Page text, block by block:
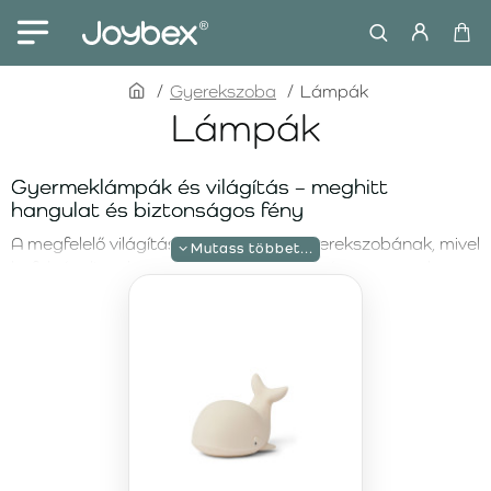
Lámpák
homeGyerekszoba Lámpák
Gyermeklámpák és világítás – meghitt
hangulat és biztonságos fény
A megfelelő világítás fontos része a gyerekszobának, mivel
befolyásolja a hangulatot, a kényelmet és a gyermek
alvásminőségét. A gyermeklámpáknak nemcsak
minőségű anyag, lágy LED világítás és ikonikus dizájn
jellemez. Legyen szó éjjeliszekrény-lámpáról, megnyugtató
altatófényről vagy stílusos gyerekszoba kiegészítőről,
nálunk biztosan megtalálja a megfelelőt.